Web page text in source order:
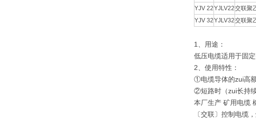
YJV 22YJLV22交联聚
YJV 32YJLV32交联聚
1、用途：
低压电缆适用于固
2、使用特性：
①电缆导体的zui高
②短路时（zui长持
本厂生产 矿用电缆
〔交联〕控制电缆